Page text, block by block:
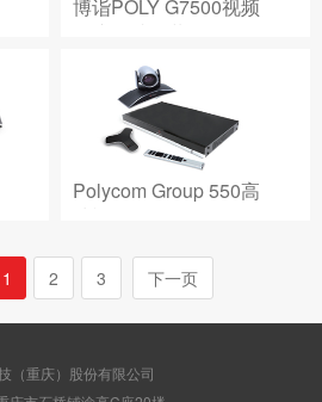
博诣POLY G7500视频
会议终端套装
Polycom Group 550高
1 2 3 下一页
（重庆）股份有限公司